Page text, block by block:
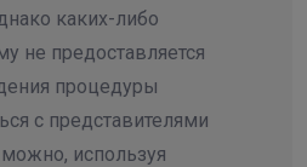
каких-либо
не предоставляется
процедуры
с представителями
используя